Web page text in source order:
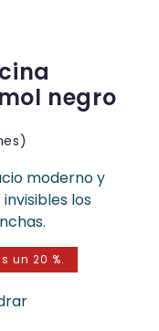
negro
moderno y
los
un 20 %.